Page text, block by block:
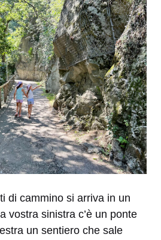
di cammino si arriva in un
vostra sinistra c’è un ponte
un sentiero che sale